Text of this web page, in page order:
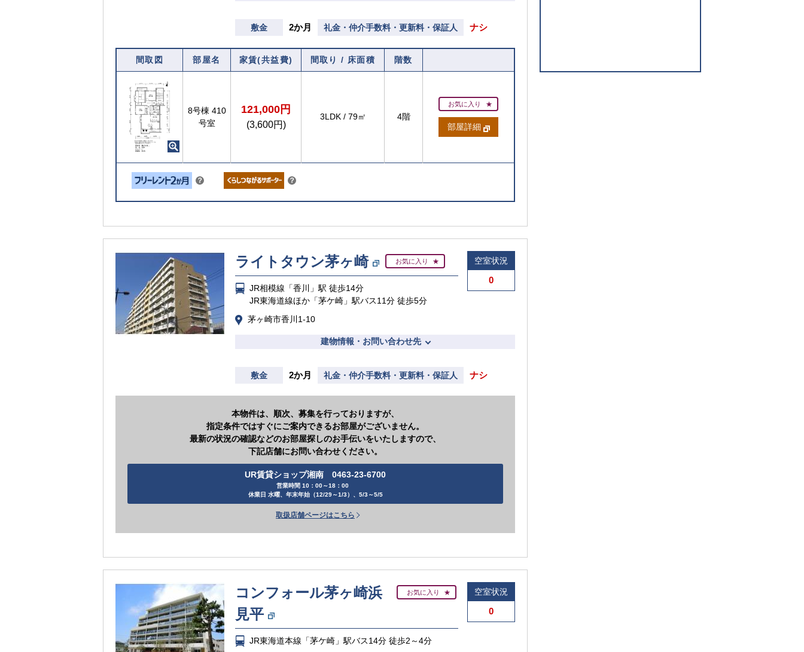
敷金 2か月 礼金・仲介手数料・更新料・保証人 ナシ
間取図 部屋名 家賃(共益費) 間取り / 床面積 階数
8号棟 410
号室
121,000円
(3,600円)
3LDK / 79㎡ 4階
お気に入り
部屋詳細
？
ン
こちら
？
こちら
ライトタウン茅ヶ崎 お気に入り
JR相模線「香川」駅 徒歩14分
JR東海道線ほか「茅ケ崎」駅バス11分 徒歩5分
茅ヶ崎市香川1-10
空室状況
0
建物情報・お問い合わせ先
敷金 2か月 礼金・仲介手数料・更新料・保証人 ナシ
本物件は、順次、募集を行っておりますが、
指定条件ではすぐにご案内できるお部屋がございません。
最新の状況の確認などのお部屋探しのお手伝いをいたしますので、
下記店舗にお問い合わせください。
UR賃貸ショップ湘南 0463-23-6700
営業時間 10：00～18：00
休業日 水曜、年末年始（12/29～1/3）、5/3～5/5
取扱店舗ページはこちら
コンフォール茅ヶ崎浜
見平
お気に入り
JR東海道本線「茅ケ崎」駅バス14分 徒歩2～4分
空室状況
0